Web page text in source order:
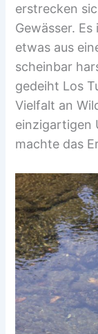
erstrecken
Gewässer.
etwas aus
scheinbar
gedeiht Los
Vielfalt an
einzigartigen
machte das